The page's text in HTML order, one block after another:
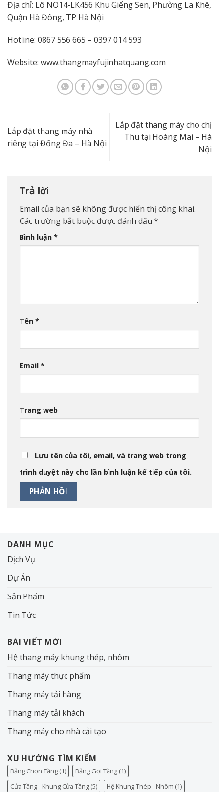
Địa chỉ: Lô NO14-LK456 Khu Giếng Sen, Phường La Khê,
Quận Hà Đông, TP Hà Nội
Hotline: 0867 556 665 – 0397 014 593
Website: www.thangmayfujinhatquang.com
Lắp đặt thang máy nhà
riêng tại Đống Đa – Hà Nội
Lắp đặt thang máy cho chị
Thu tại Hoàng Mai – Hà
Nội
Trả lời
Email của bạn sẽ không được hiển thị công khai.
Các trường bắt buộc được đánh dấu *
Bình luận *
Tên *
Email *
Trang web
Lưu tên của tôi, email, và trang web trong
trình duyệt này cho lần bình luận kế tiếp của tôi.
DANH MỤC
Dịch Vụ
Dự Án
Sản Phẩm
Tin Tức
BÀI VIẾT MỚI
Hệ thang máy khung thép, nhôm
Thang máy thực phẩm
Thang máy tải hàng
Thang máy tải khách
Thang máy cho nhà cải tạo
XU HƯỚNG TÌM KIẾM
Bảng Chọn Tầng (1) Bảng Gọi Tầng (1)
Cửa Tầng - Khung Cửa Tầng (5) Hệ Khung Thép - Nhôm (1)